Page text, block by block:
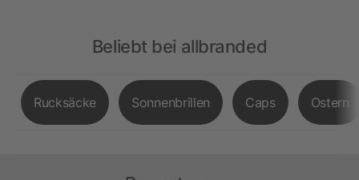
Beliebt bei allbranded
Rucksäcke Sonnenbrillen Caps Ostern